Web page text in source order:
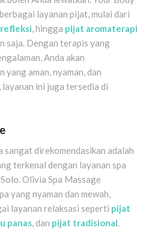
layanan pijat, mulai dari
, hingga pijat aromaterapi
saja. Dengan terapis yang
Anda akan
yang aman, nyaman, dan
ini juga tersedia di
sangat direkomendasikan adalah
terkenal dengan layanan spa
Olivia Spa Massage
yang nyaman dan mewah,
layanan relaksasi seperti pijat
panas, dan pijat tradisional.